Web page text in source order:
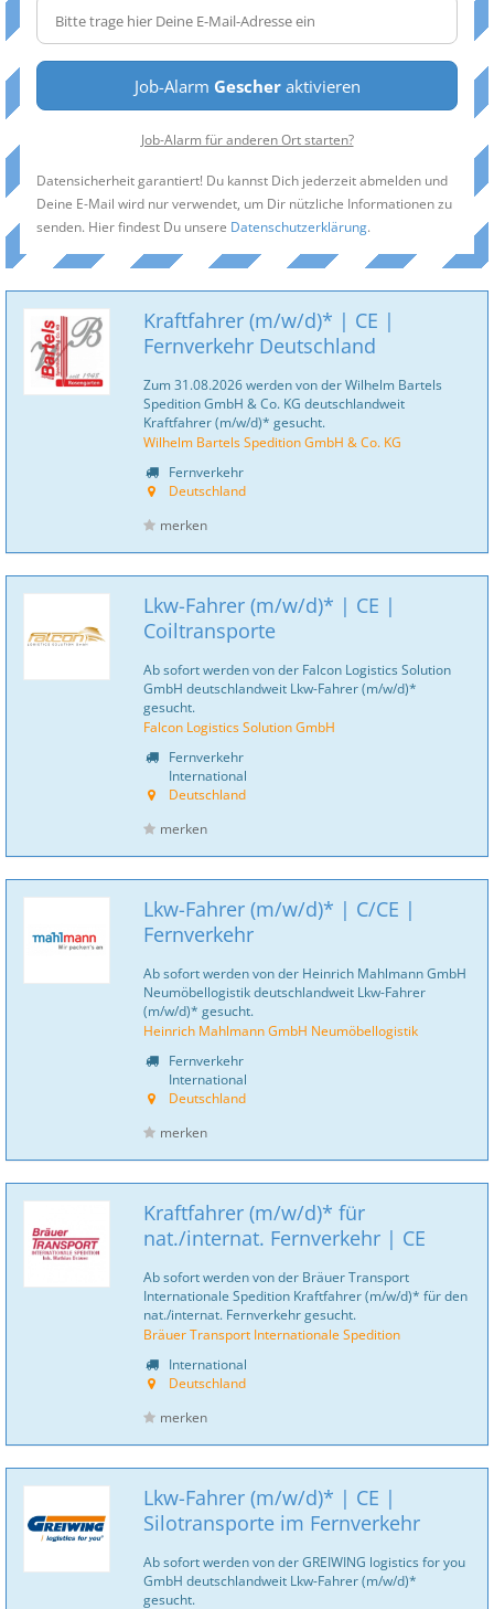
Job-Alarm Gescheraktivieren
Job-Alarm für anderen Ort starten?
Datensicherheit garantiert! Du kannst Dich jederzeit abmelden und
Deine E-Mail wird nur verwendet, um Dir nützliche Informationen zu
senden. Hier findest Du unsere Datenschutzerklärung.
Kraftfahrer (m/w/d)* | CE |
Fernverkehr Deutschland
Zum 31.08.2026 werden von der Wilhelm Bartels
Spedition GmbH & Co. KG deutschlandweit
Kraftfahrer (m/w/d)* gesucht.
Wilhelm Bartels Spedition GmbH & Co. KG
Fernverkehr
Deutschland
merken
Lkw-Fahrer (m/w/d)* | CE |
Coiltransporte
Ab sofort werden von der Falcon Logistics Solution
GmbH deutschlandweit Lkw-Fahrer (m/w/d)*
gesucht.
Falcon Logistics Solution GmbH
Fernverkehr
International
Deutschland
merken
Lkw-Fahrer (m/w/d)* | C/CE |
Fernverkehr
Ab sofort werden von der Heinrich Mahlmann GmbH
Neumöbellogistik deutschlandweit Lkw-Fahrer
(m/w/d)* gesucht.
Heinrich Mahlmann GmbH Neumöbellogistik
Fernverkehr
International
Deutschland
merken
Kraftfahrer (m/w/d)* für
nat./internat. Fernverkehr | CE
Ab sofort werden von der Bräuer Transport
Internationale Spedition Kraftfahrer (m/w/d)* für den
nat./internat. Fernverkehr gesucht.
Bräuer Transport Internationale Spedition
International
Deutschland
merken
Lkw-Fahrer (m/w/d)* | CE |
Silotransporte im Fernverkehr
Ab sofort werden von der GREIWING logistics for you
GmbH deutschlandweit Lkw-Fahrer (m/w/d)*
gesucht.